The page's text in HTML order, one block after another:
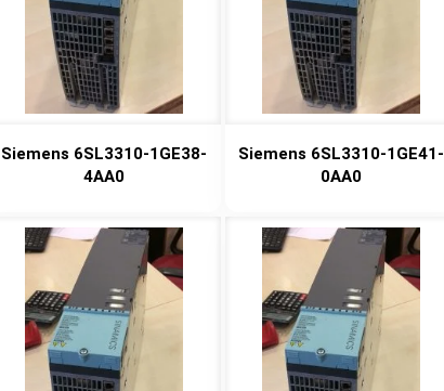
Siemens 6SL3310-1GE38-
4AA0
Siemens 6SL3310-1GE41-
0AA0